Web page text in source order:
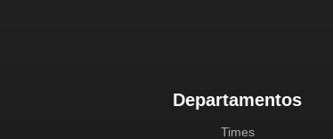
Departamentos
Times